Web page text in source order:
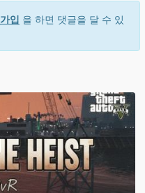
가입 을 하면 댓글을 달 수 있